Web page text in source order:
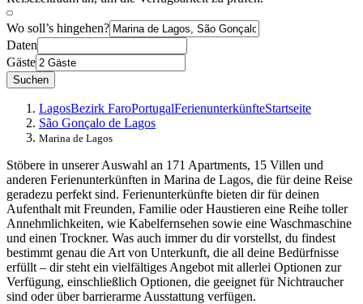
Wo soll’s hingehen?
Daten
Gäste
Suchen
LagosBezirk FaroPortugalFerienunterkünfteStartseite
São Gonçalo de Lagos
Marina de Lagos
Stöbere in unserer Auswahl an 171 Apartments, 15 Villen und
anderen Ferienunterkünften in Marina de Lagos, die für deine Reise
geradezu perfekt sind. Ferienunterkünfte bieten dir für deinen
Aufenthalt mit Freunden, Familie oder Haustieren eine Reihe toller
Annehmlichkeiten, wie Kabelfernsehen sowie eine Waschmaschine
und einen Trockner. Was auch immer du dir vorstellst, du findest
bestimmt genau die Art von Unterkunft, die all deine Bedürfnisse
erfüllt – dir steht ein vielfältiges Angebot mit allerlei Optionen zur
Verfügung, einschließlich Optionen, die geeignet für Nichtraucher
sind oder über barrierarme Ausstattung verfügen.